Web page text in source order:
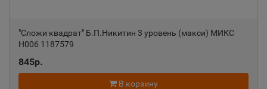
"Сложи квадрат" Б.П.Никитин 3 уровень (макси) МИКС
Н006 1187579
845р.
В корзину